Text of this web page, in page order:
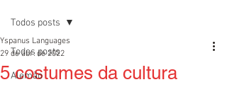
Todos posts
Alemão
Todos posts
5 costumes da cultura
Yspanus Languages
29 de abr. de 2022